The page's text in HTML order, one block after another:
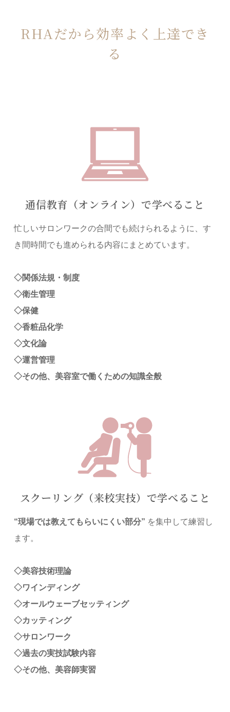
RHAだから効率よく上達でき
る
通信教育（オンライン）で学べること
忙しいサロンワークの合間でも続けられるように、す
き間時間でも進められる内容にまとめています。
◇関係法規・制度
◇衛生管理
◇保健
◇香粧品化学
◇文化論
◇運営管理
◇その他、美容室で働くための知識全般
スクーリング（来校実技）で学べること
“現場では教えてもらいにくい部分” を集中して練習し
ます。
◇美容技術理論
◇ワインディング
◇オールウェーブセッティング
◇カッティング
◇サロンワーク
◇過去の実技試験内容
◇その他、美容師実習